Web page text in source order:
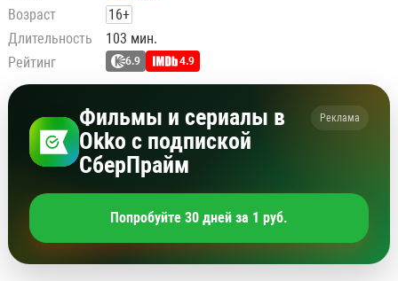
Возраст
16+
Длительность
103 мин.
Рейтинг
6.9 4.9
Фильмы и сериалы в
Okko с подпиской
СберПрайм
Реклама
Попробуйте 30 дней за 1 руб.